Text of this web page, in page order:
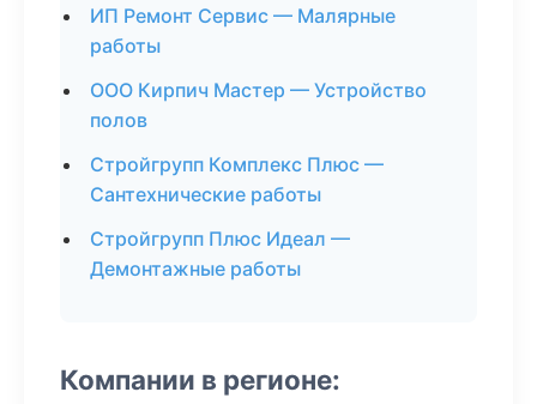
ИП Ремонт Сервис — Малярные
работы
ООО Кирпич Мастер — Устройство
полов
Стройгрупп Комплекс Плюс —
Сантехнические работы
Стройгрупп Плюс Идеал —
Демонтажные работы
Компании в регионе: